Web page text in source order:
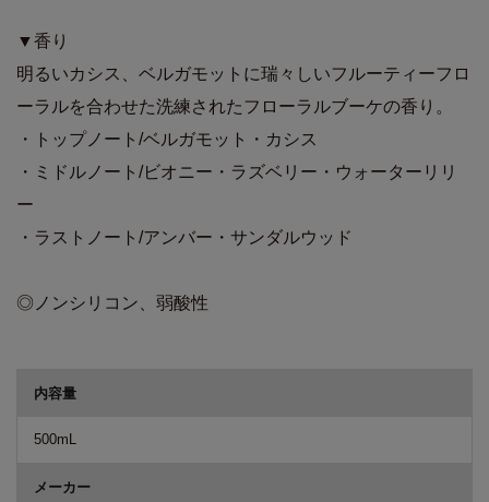
▼香り
明るいカシス、ベルガモットに瑞々しいフルーティーフロ
ーラルを合わせた洗練されたフローラルブーケの香り。
・トップノート/ベルガモット・カシス
・ミドルノート/ビオニー・ラズベリー・ウォーターリリ
ー
・ラストノート/アンバー・サンダルウッド
◎ノンシリコン、弱酸性
内容量
500mL
メーカー